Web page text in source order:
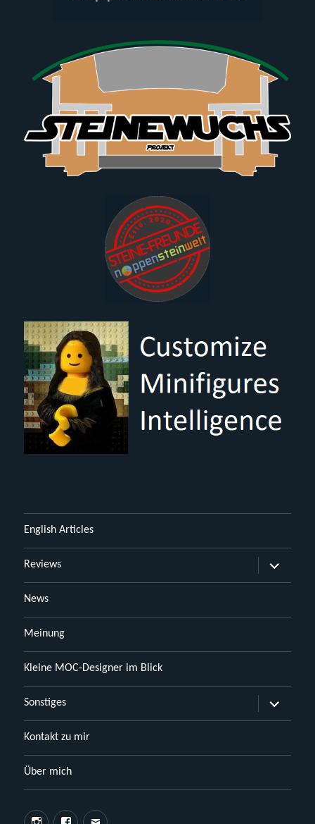
English Articles
Reviews
öffnen
News
Meinung
Kleine MOC-Designer im Blick
Sonstiges
öffnen
Kontakt zu mir
Über mich
InstagramFacebook
E-